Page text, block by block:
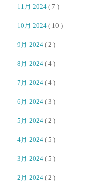
11月 2024( 7 )
10月 2024( 10 )
9月 2024( 2 )
8月 2024( 4 )
7月 2024( 4 )
6月 2024( 3 )
5月 2024( 2 )
4月 2024( 5 )
3月 2024( 5 )
2月 2024( 2 )